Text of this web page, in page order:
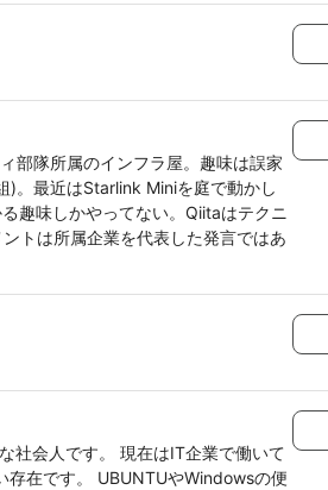
部隊所属のインフラ屋。趣味は誤家
)。最近はStarlink Miniを庭で動かし
趣味しかやってない。Qiitaはテクニ
トは所属企業を代表した発言ではあ
社会人です。 現在はIT企業で働いて
存在です。 UBUNTUやWindowsの便